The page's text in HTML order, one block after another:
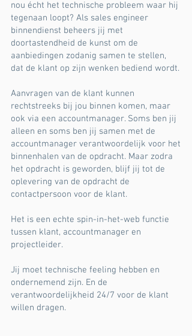
nou écht het technische probleem waar hij
tegenaan loopt? Als sales engineer
binnendienst beheers jij met
doortastendheid de kunst om de
aanbiedingen zodanig samen te stellen,
dat de klant op zijn wenken bediend wordt.
Aanvragen van de klant kunnen
rechtstreeks bij jou binnen komen, maar
ook via een accountmanager. Soms ben jij
alleen en soms ben jij samen met de
accountmanager verantwoordelijk voor het
binnenhalen van de opdracht. Maar zodra
het opdracht is geworden, blijf jij tot de
oplevering van de opdracht de
contactpersoon voor de klant.
Het is een echte spin-in-het-web functie
tussen klant, accountmanager en
projectleider.
Jij moet technische feeling hebben en
ondernemend zijn. En de
verantwoordelijkheid 24/7 voor de klant
willen dragen.